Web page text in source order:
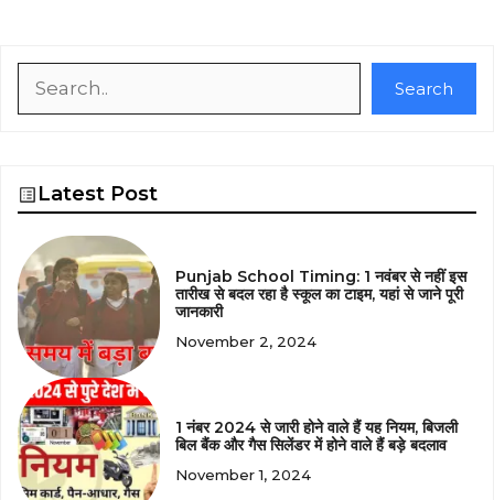
Search
Latest Post
Punjab School Timing: 1 नवंबर से नहीं इस
तारीख से बदल रहा है स्कूल का टाइम, यहां से जाने पूरी
जानकारी
November 2, 2024
1 नंबर 2024 से जारी होने वाले हैं यह नियम, बिजली
बिल बैंक और गैस सिलेंडर में होने वाले हैं बड़े बदलाव
November 1, 2024